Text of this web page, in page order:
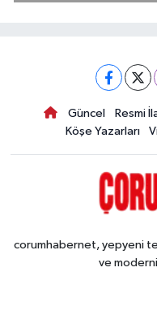
Güncel Resmi
Köşe Yazarları
corumhabernet, yepyeni
ve